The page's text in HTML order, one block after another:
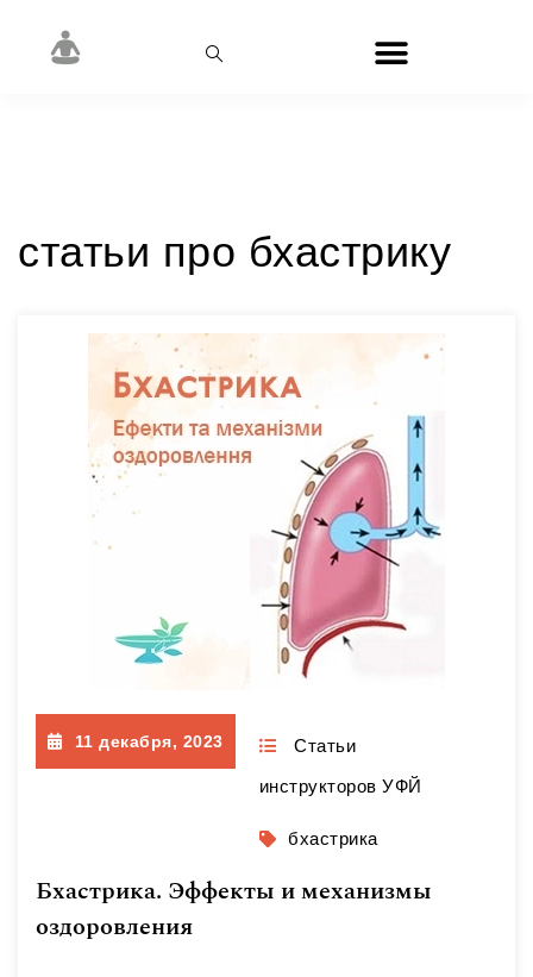
статьи про бхастрику
11 декабря, 2023
Статьи
инструкторов УФЙ
бхастрика
Бхастрика. Эффекты и механизмы
оздоровления